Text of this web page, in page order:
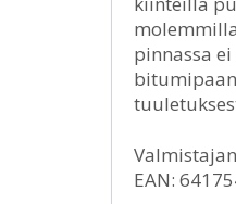
pinnassa
EAN: